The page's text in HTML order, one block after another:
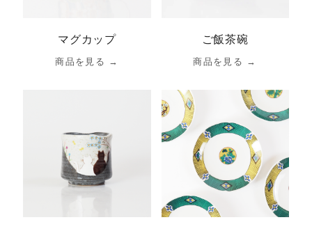
マグカップ
商品を見る →
ご飯茶碗
商品を見る →